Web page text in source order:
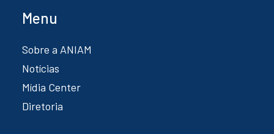
Menu
Sobre a ANIAM
Notícias
Mídia Center
Diretoria